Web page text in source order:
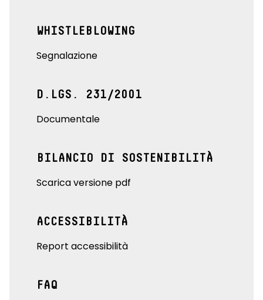
WHISTLEBLOWING
Segnalazione
D.LGS. 231/2001
Documentale
BILANCIO DI SOSTENIBILITÀ
Scarica versione pdf
ACCESSIBILITÀ
Report accessibilità
FAQ